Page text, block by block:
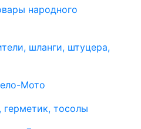
народного
шланги, штуцера,
Мото
тосолы